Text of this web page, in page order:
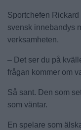
Sportchefen
svensk innebandys
verksamheten.
– Det ser du på
frågan kommer om
Så sant. Den som
som väntar.
En spelare som